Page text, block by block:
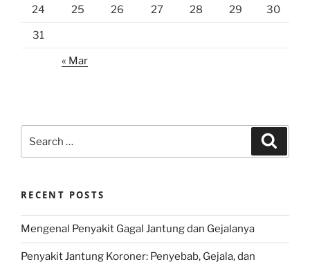
24 25 26 27 28 29 30
31
« Mar
for:
RECENT POSTS
Mengenal Penyakit Gagal Jantung dan Gejalanya
Penyakit Jantung Koroner: Penyebab, Gejala, dan